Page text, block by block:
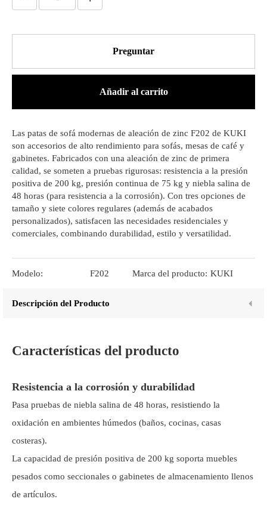
Preguntar
Añadir al carrito
Las patas de sofá modernas de aleación de zinc F202 de KUKI
son accesorios de alto rendimiento para sofás, mesas de café y
gabinetes. Fabricados con una aleación de zinc de primera
calidad, se someten a pruebas rigurosas: resistencia a la presión
positiva de 200 kg, presión continua de 75 kg y niebla salina de
48 horas (para resistencia a la corrosión). Con tres opciones de
tamaño y siete colores regulares (además de acabados
personalizados), satisfacen las necesidades residenciales y
comerciales, combinando durabilidad, estilo y versatilidad.
Modelo: F202 Marca del producto: KUKI
Descripción del Producto
Características del producto
Resistencia a la corrosión y durabilidad
Pasa pruebas de niebla salina de 48 horas, resistiendo la
oxidación en ambientes húmedos (baños, cocinas, casas
costeras).
La capacidad de presión positiva de 200 kg soporta muebles
pesados ​​como seccionales o gabinetes de almacenamiento llenos
de artículos.